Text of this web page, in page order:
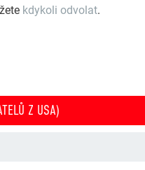
kdykoli odvolat.
Z USA)